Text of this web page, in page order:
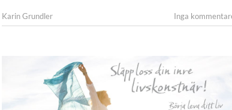
Karin Grundler Inga